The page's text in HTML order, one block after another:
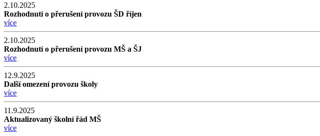
2.10.2025
Rozhodnutí o přerušení provozu ŠD říjen
více
2.10.2025
Rozhodnutí o přerušení provozu MŠ a ŠJ
více
12.9.2025
Další omezení provozu školy
více
11.9.2025
Aktualizovaný školní řád MŠ
více